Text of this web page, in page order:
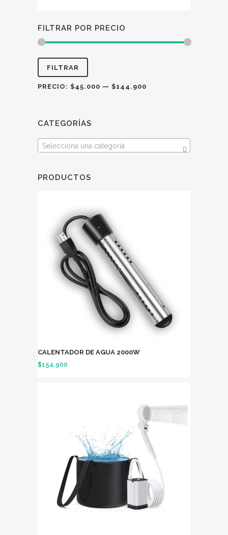
FILTRAR POR PRECIO
Precio
mínimo
Precio
máximo
FILTRAR
PRECIO: $45.000 — $144.900
CATEGORÍAS
Selecciona una categoría
PRODUCTOS
CALENTADOR DE AGUA 2000W
$154.900